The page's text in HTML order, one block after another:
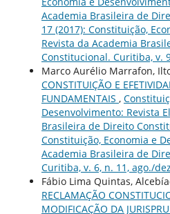
Academia Brasileira de
17 (2017): Constituição,
Revista da Academia
Constitucional. Curitiba, v.
Marco Aurélio Marrafon,
CONSTITUIÇÃO E
FUNDAMENTAIS ,
Desenvolvimento: Revista
Brasileira de Direito
Constituição, Economia e
Academia Brasileira de
Curitiba, v. 6, n. 11, ago./
Fábio Lima Quintas,
RECLAMAÇÃO
MODIFICAÇÃO DA